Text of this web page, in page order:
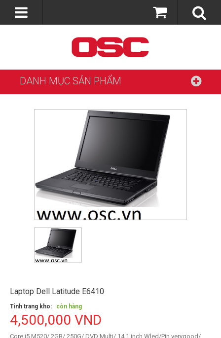
DANH MỤC SẢN PHẨM
Laptop Dell Latitude E6410
Tình trang kho: còn hàng
4,500,000 VND
Core i5 M520/ 2GB/ 250G/ DVD Multi/ 14.1 inch Wled/Pin verygood/